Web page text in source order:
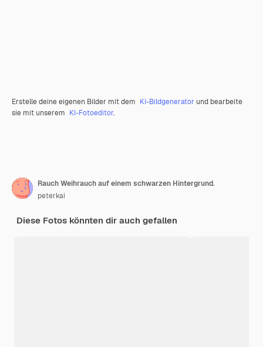
Erstelle deine eigenen Bilder mit dem KI-Bildgenerator und bearbeite
sie mit unserem KI-Fotoeditor.
Rauch Weihrauch auf einem schwarzen Hintergrund.
peterkai
Diese Fotos könnten dir auch gefallen